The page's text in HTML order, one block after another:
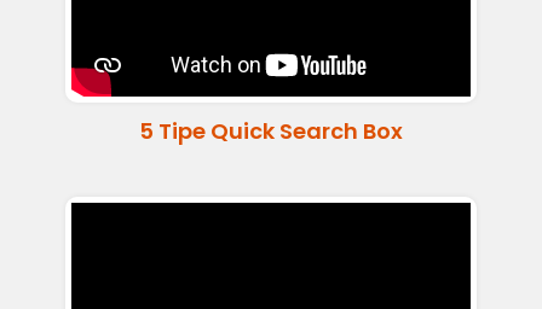
5 Tipe Quick Search Box